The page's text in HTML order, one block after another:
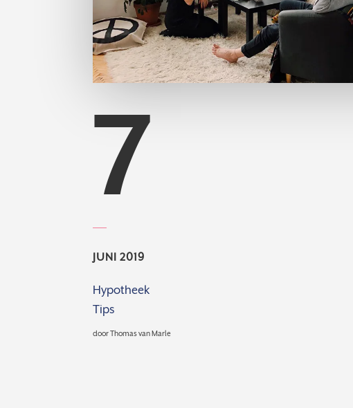
7
JUNI 2019
Hypotheek
Tips
doorThomas van Marle